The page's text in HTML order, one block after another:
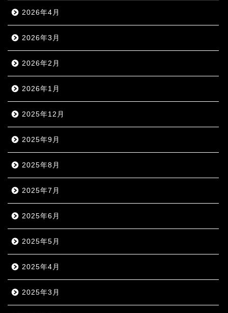
2026年4月
2026年3月
2026年2月
2026年1月
2025年12月
2025年9月
2025年8月
2025年7月
2025年6月
2025年5月
2025年4月
2025年3月